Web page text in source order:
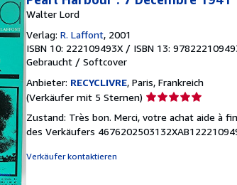
Walter Lord
Verlag: R. Laffont, 2001
ISBN 10: 222109493X / ISBN 13:
Gebraucht / Softcover
Anbieter: RECYCLIVRE, Paris, Frankreich
(Verkäufer mit 5 Sternen) Verkäuferbewertung
von
5
Zustand: Très bon. Merci, votre achat aide à
des Verkäufers
Verkäufer kontaktieren